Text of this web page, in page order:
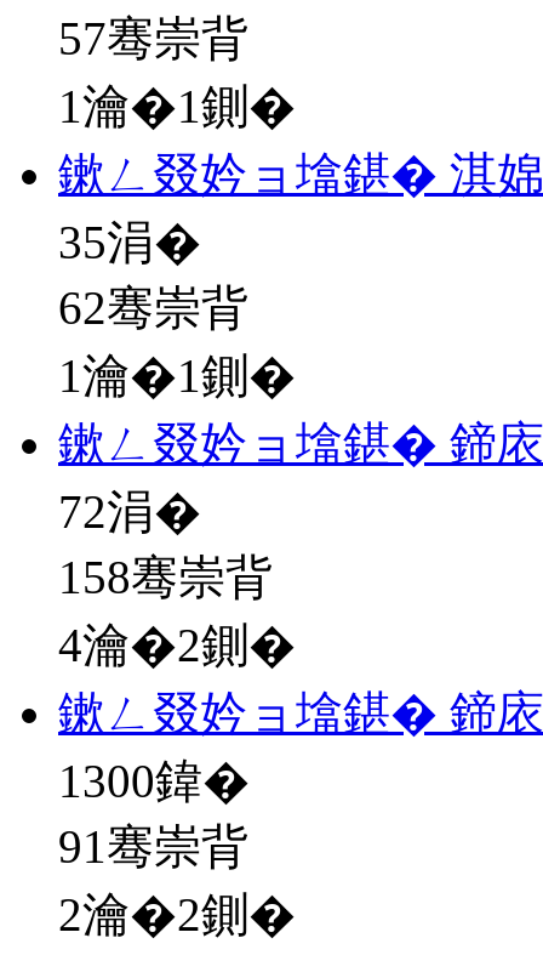
57骞崇背
1瀹�1鍘�
鏉ㄥ叕妗ョ墖鍖� 淇
35涓�
62骞崇背
1瀹�1鍘�
鏉ㄥ叕妗ョ墖鍖� 鍗
72涓�
158骞崇背
4瀹�2鍘�
鏉ㄥ叕妗ョ墖鍖� 鍗
1300鍏�
91骞崇背
2瀹�2鍘�